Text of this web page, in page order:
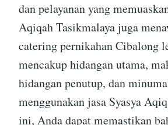
dan pelayanan yang
Aqiqah Tasikmalaya juga
catering pernikahan Cibalong
mencakup hidangan utama,
hidangan penutup, dan
menggunakan jasa Syasya
ini, Anda dapat memastikan